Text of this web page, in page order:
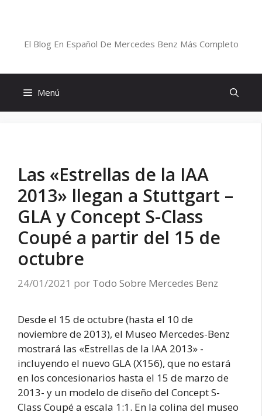
El Blog En Español De Mercedes Benz Más Completo
Menú
Las «Estrellas de la IAA
2013» llegan a Stuttgart –
GLA y Concept S-Class
Coupé a partir del 15 de
octubre
24/01/2021 por Todo Sobre Mercedes Benz
Desde el 15 de octubre (hasta el 10 de
noviembre de 2013), el Museo Mercedes-Benz
mostrará las «Estrellas de la IAA 2013» -
incluyendo el nuevo GLA (X156), que no estará
en los concesionarios hasta el 15 de marzo de
2013- y un modelo de diseño del Concept S-
Class Coupé a escala 1:1. En la colina del museo